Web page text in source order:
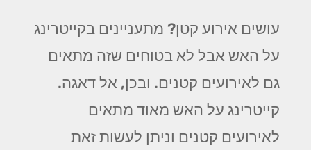
עושים אירוע קטן? מתעניינים בקייטרינג
על האש אבל לא בטוחים שזה מתאים
גם לאירועים קטנים. ובכן, אל דאגה.
קייטרינג על האש מאוד מתאים
לאירועים קטנים וניתן לעשות זאת